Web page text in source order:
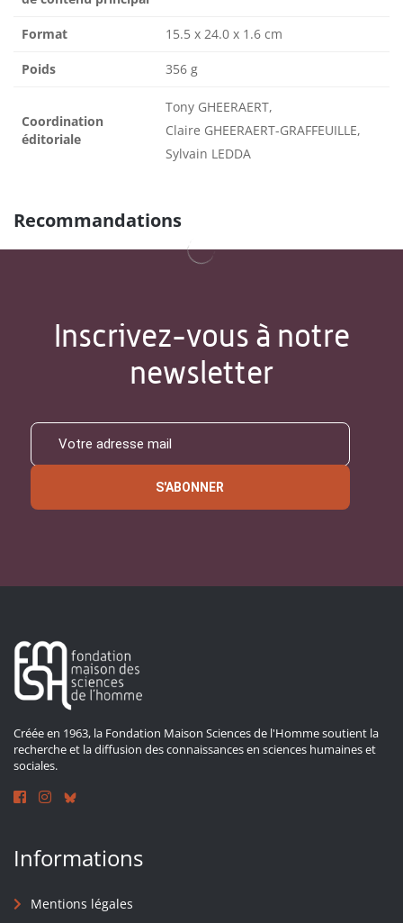
Format 15.5 x 24.0 x 1.6 cm
Poids 356 g
Coordination
éditoriale
Tony GHEERAERT,
Claire GHEERAERT-GRAFFEUILLE,
Sylvain LEDDA
Recommandations
Inscrivez-vous à notre
newsletter
S'ABONNER
Créée en 1963, la Fondation Maison Sciences de l'Homme soutient la
recherche et la diffusion des connaissances en sciences humaines et
sociales.
Informations
Mentions légales